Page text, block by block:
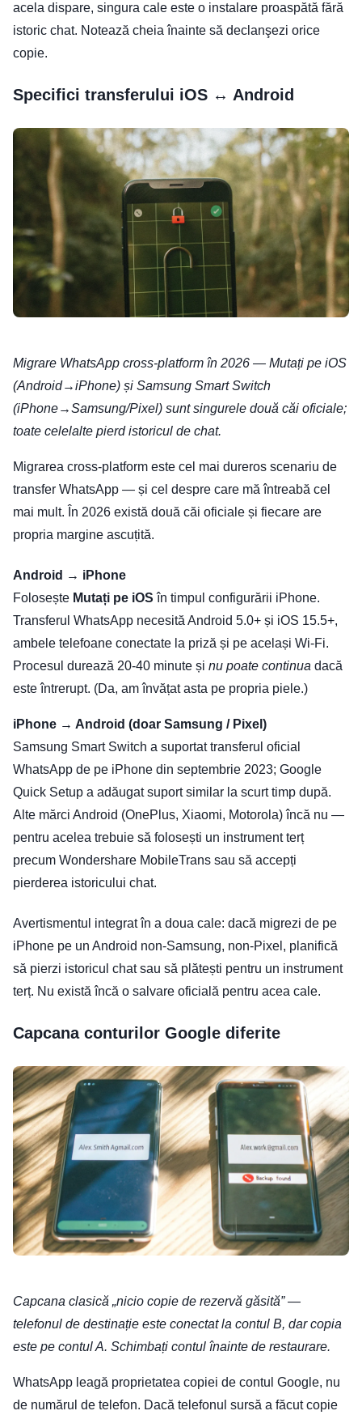
acela dispare, singura cale este o instalare proaspătă fără
istoric chat. Notează cheia înainte să declanşezi orice
copie.
Specifici transferului iOS ↔ Android
Migrare WhatsApp cross-platform în 2026 — Mutați pe iOS
(Android→iPhone) și Samsung Smart Switch
(iPhone→Samsung/Pixel) sunt singurele două căi oficiale;
toate celelalte pierd istoricul de chat.
Migrarea cross-platform este cel mai dureros scenariu de
transfer WhatsApp — și cel despre care mă întreabă cel
mai mult. În 2026 există două căi oficiale și fiecare are
propria margine ascuțită.
Android → iPhone
Folosește Mutați pe iOS în timpul configurării iPhone.
Transferul WhatsApp necesită Android 5.0+ și iOS 15.5+,
ambele telefoane conectate la priză și pe același Wi-Fi.
Procesul durează 20-40 minute și nu poate continua dacă
este întrerupt. (Da, am învățat asta pe propria piele.)
iPhone → Android (doar Samsung / Pixel)
Samsung Smart Switch a suportat transferul oficial
WhatsApp de pe iPhone din septembrie 2023; Google
Quick Setup a adăugat suport similar la scurt timp după.
Alte mărci Android (OnePlus, Xiaomi, Motorola) încă nu —
pentru acelea trebuie să folosești un instrument terț
precum Wondershare MobileTrans sau să accepți
pierderea istoricului chat.
Avertismentul integrat în a doua cale: dacă migrezi de pe
iPhone pe un Android non-Samsung, non-Pixel, planifică
să pierzi istoricul chat sau să plătești pentru un instrument
terț. Nu există încă o salvare oficială pentru acea cale.
Capcana conturilor Google diferite
Capcana clasică „nicio copie de rezervă găsită” —
telefonul de destinație este conectat la contul B, dar copia
este pe contul A. Schimbați contul înainte de restaurare.
WhatsApp leagă proprietatea copiei de contul Google, nu
de numărul de telefon. Dacă telefonul sursă a făcut copie